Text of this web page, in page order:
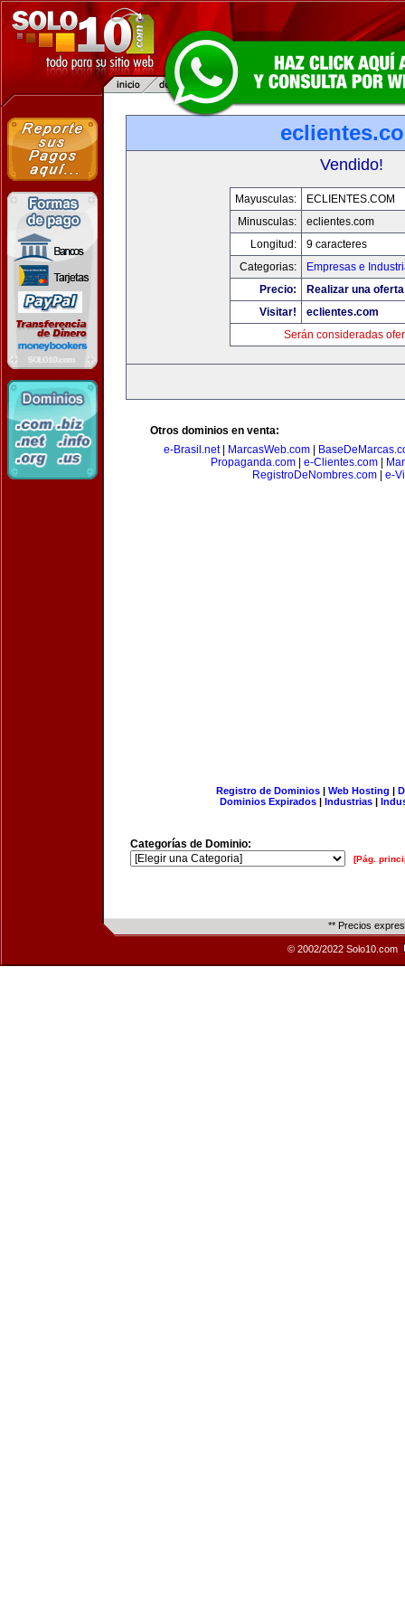
Vendido!
Mayusculas:
ECLIENTES.COM
Minusculas:
eclientes.com
Longitud:
9 caracteres
Categorias:
Empresas e
Precio:
Realizar una
Visitar!
eclientes.com
Serán consideradas
Otros dominios en venta:
e-Brasil.net| MarcasWeb.com|
Propaganda.com
e-Clientes.com
RegistroDeNombres.com| e-
Registro de Dominios| Web Hosting |
Dominios Expirados | Industrias |
Categorías de Dominio:
[Pág.
** Precios
© 2002/2022 Solo10.com